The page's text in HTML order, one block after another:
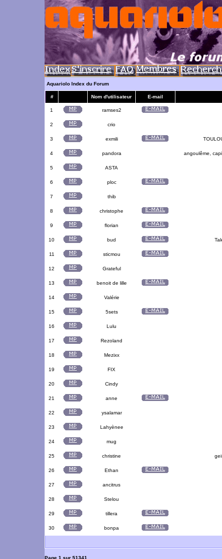
Aquariolo Index du Forum
# Nom d'utilisateur E-mail
1 ramses2
2 crio
3 exmili
4 pandora angoulême,
5 ASTA
6 ploc
7 thib
8 christophe
9 florian
10 bud
11 sticmou
12 Grateful
13 benoit de lille
14 Valérie
15 5sets
16 Lulu
17 Rezoland
18 Mezixx
19 FIX
20 Cindy
21 anne
22 ysalamar
23 Lahyènee
24 mug
25 christine
26 Ethan
27 ancitrus
28 Stelou
29 tillera
30 bonpa
Page 1 sur 51341